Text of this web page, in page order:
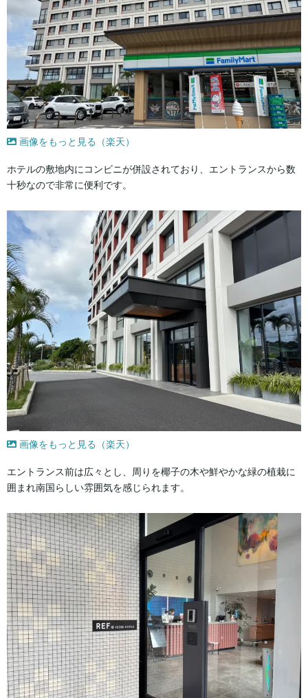
画像をもっと見る（楽天）
ホテルの敷地内にコンビニが併設されており、エントランスから数
十秒なので非常に便利です。
画像をもっと見る（楽天）
エントランス前は広々とし、周りを椰子の木や鮮やかな緑の植栽に
囲まれ南国らしい雰囲気を感じられます。